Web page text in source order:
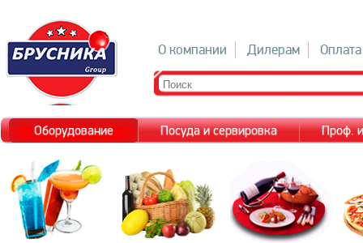
О компании Дилерам Оплата
Оборудование Посуда и сервировка Проф.